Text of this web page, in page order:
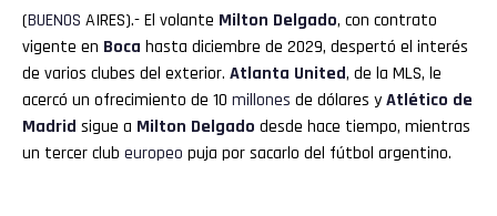
(BUENOS AIRES).- El volante Milton Delgado, con contrato
vigente en Boca hasta diciembre de 2029, despertó el interés
de varios clubes del exterior. Atlanta United, de la MLS, le
acercó un ofrecimiento de 10 millones de dólares yAtlético de
Madrid sigue a Milton Delgado desde hace tiempo, mientras
un tercer club europeo puja por sacarlo del fútbol argentino.